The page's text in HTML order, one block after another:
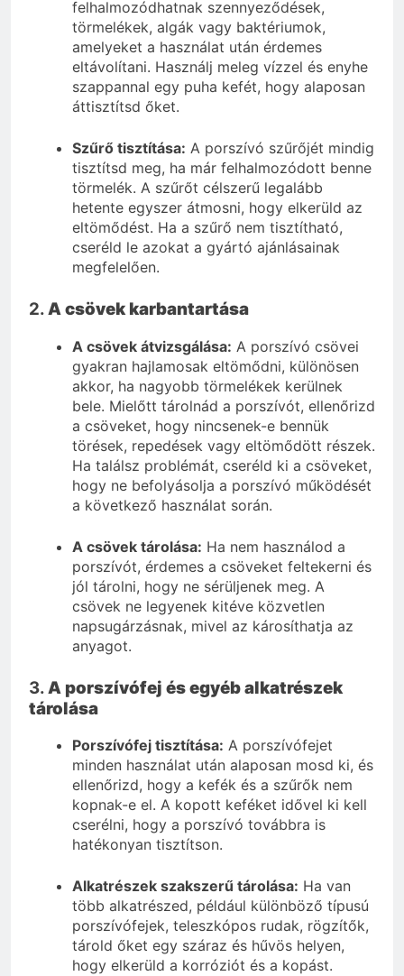
felhalmozódhatnak szennyeződések,
törmelékek, algák vagy baktériumok,
amelyeket a használat után érdemes
eltávolítani. Használj meleg vízzel és enyhe
szappannal egy puha kefét, hogy alaposan
áttisztítsd őket.
Szűrő tisztítása: A porszívó szűrőjét mindig
tisztítsd meg, ha már felhalmozódott benne
törmelék. A szűrőt célszerű legalább
hetente egyszer átmosni, hogy elkerüld az
eltömődést. Ha a szűrő nem tisztítható,
cseréld le azokat a gyártó ajánlásainak
megfelelően.
2.A csövek karbantartása
A csövek átvizsgálása: A porszívó csövei
gyakran hajlamosak eltömődni, különösen
akkor, ha nagyobb törmelékek kerülnek
bele. Mielőtt tárolnád a porszívót, ellenőrizd
a csöveket, hogy nincsenek-e bennük
törések, repedések vagy eltömődött részek.
Ha találsz problémát, cseréld ki a csöveket,
hogy ne befolyásolja a porszívó működését
a következő használat során.
A csövek tárolása: Ha nem használod a
porszívót, érdemes a csöveket feltekerni és
jól tárolni, hogy ne sérüljenek meg. A
csövek ne legyenek kitéve közvetlen
napsugárzásnak, mivel az károsíthatja az
anyagot.
3.A porszívófej és egyéb alkatrészek
tárolása
Porszívófej tisztítása: A porszívófejet
minden használat után alaposan mosd ki, és
ellenőrizd, hogy a kefék és a szűrők nem
kopnak-e el. A kopott keféket idővel ki kell
cserélni, hogy a porszívó továbbra is
hatékonyan tisztítson.
Alkatrészek szakszerű tárolása: Ha van
több alkatrészed, például különböző típusú
porszívófejek, teleszkópos rudak, rögzítők,
tárold őket egy száraz és hűvös helyen,
hogy elkerüld a korróziót és a kopást.